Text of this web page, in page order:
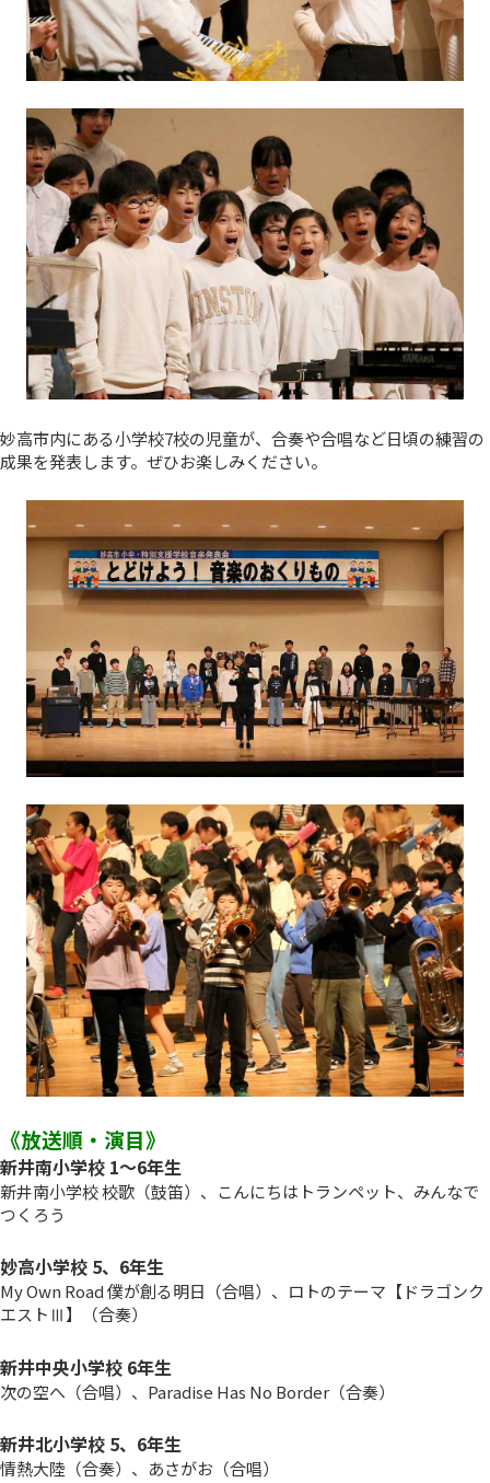
妙高市内にある小学校7校の児童が、合奏や合唱など日頃の練習の
成果を発表します。ぜひお楽しみください。
《放送順・演目》
新井南小学校 1～6年生
新井南小学校 校歌（鼓笛）、こんにちはトランペット、みんなで
つくろう
妙高小学校 5、6年生
My Own Road 僕が創る明日（合唱）、ロトのテーマ【ドラゴンク
エストⅢ】（合奏）
新井中央小学校 6年生
次の空へ（合唱）、Paradise Has No Border（合奏）
新井北小学校 5、6年生
情熱大陸（合奏）、あさがお（合唱）